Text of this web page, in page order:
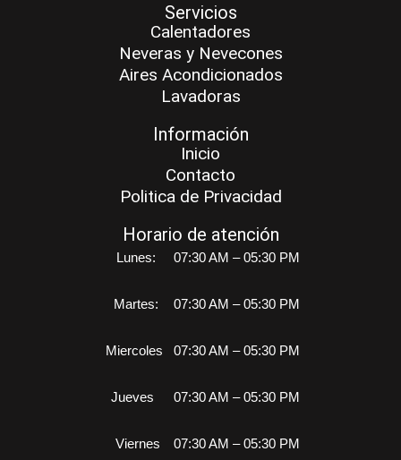
Servicios
Calentadores
Neveras y Nevecones
Aires Acondicionados
Lavadoras
Información
Inicio
Contacto
Politica de Privacidad
Horario de atención
Lunes: 07:30 AM – 05:30 PM
Martes: 07:30 AM – 05:30 PM
Miercoles 07:30 AM – 05:30 PM
Jueves 07:30 AM – 05:30 PM
Viernes 07:30 AM – 05:30 PM